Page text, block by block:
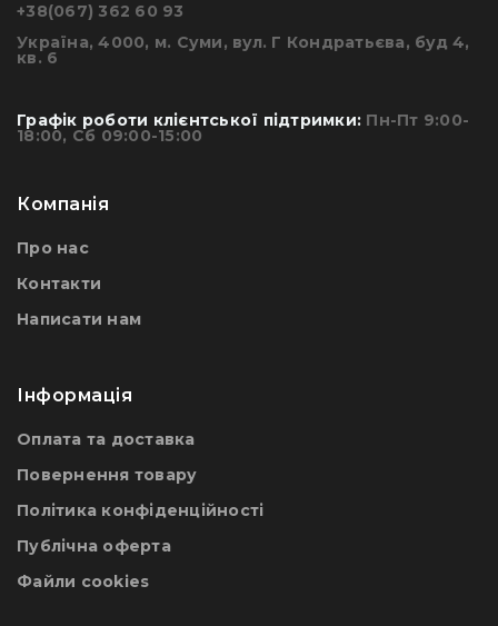
+38(067) 362 60 93
Україна, 4000, м. Суми, вул. Г Кондратьєва, буд 4,
кв. 6
Графік роботи клієнтської підтримки: Пн-Пт 9:00-
18:00, Сб 09:00-15:00
Компанія
Про нас
Контакти
Написати нам
Інформація
Оплата та доставка
Повернення товару
Політика конфіденційності
Публічна оферта
Файли сookies